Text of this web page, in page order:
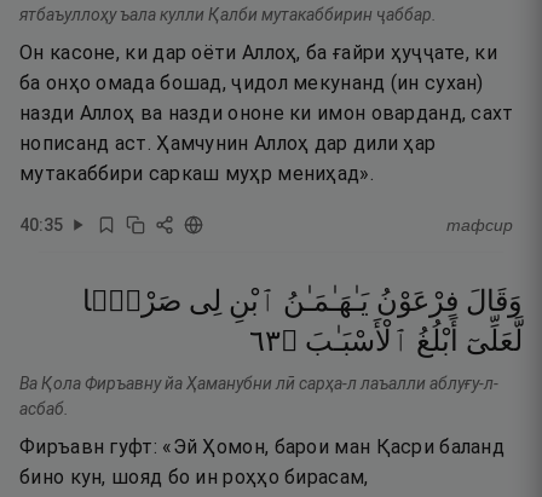
ятбаъуллоҳу ъала кулли Қалби мутакаббирин ҷаббар.
Он касоне, ки дар оёти Аллоҳ, ба ғайри ҳуҷҷате, ки
ба онҳо омада бошад, ҷидол мекунанд (ин сухан)
назди Аллоҳ ва назди ононе ки имон оварданд, сахт
нописанд аст. Ҳамчунин Аллоҳ дар дили ҳар
мутакаббири саркаш муҳр мениҳад».
40:35 тафсир
وَقَالَ فِرْعَوْنُ يَـٰهَـٰمَـٰنُ ٱبْنِ لِى صَرْحًۭا
لَّعَلِّىٓ أَبْلُغُ ٱلْأَسْبَـٰبَ ۝٣٦
Ва Қола Фиръавну йа Ҳаманубни лӣ сарҳа-л лаъалли аблуғу-л-
асбаб.
Фиръавн гуфт: «Эй Ҳомон, барои ман Қасри баланд
бино кун, шояд бо ин роҳҳо бирасам,